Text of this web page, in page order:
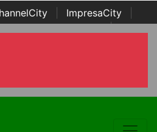
ImpresaCity
Channel Awards | Italian